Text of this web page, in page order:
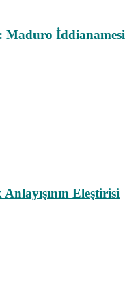
Maduro İddianamesi
Eleştirisi